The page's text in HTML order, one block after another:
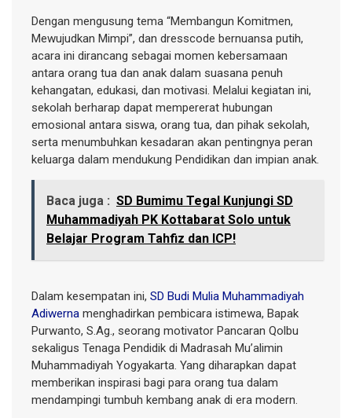
Dengan mengusung tema “Membangun Komitmen,
Mewujudkan Mimpi”, dan dresscode bernuansa putih,
acara ini dirancang sebagai momen kebersamaan
antara orang tua dan anak dalam suasana penuh
kehangatan, edukasi, dan motivasi. Melalui kegiatan ini,
sekolah berharap dapat mempererat hubungan
emosional antara siswa, orang tua, dan pihak sekolah,
serta menumbuhkan kesadaran akan pentingnya peran
keluarga dalam mendukung Pendidikan dan impian anak.
Baca juga : SD Bumimu Tegal Kunjungi SD
Muhammadiyah PK Kottabarat Solo untuk
Belajar Program Tahfiz dan ICP!
Dalam kesempatan ini, SD Budi Mulia Muhammadiyah
Adiwerna menghadirkan pembicara istimewa, Bapak
Purwanto, S.Ag., seorang motivator Pancaran Qolbu
sekaligus Tenaga Pendidik di Madrasah Mu’alimin
Muhammadiyah Yogyakarta. Yang diharapkan dapat
memberikan inspirasi bagi para orang tua dalam
mendampingi tumbuh kembang anak di era modern.